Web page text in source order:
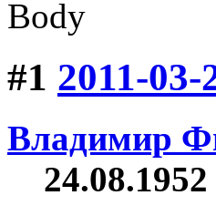
Body
#1 2011-03-
Владимир